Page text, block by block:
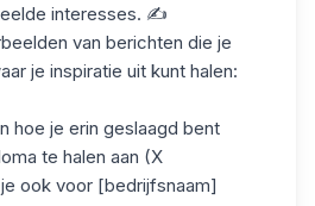
interesses. ✍️
van berichten die je
je inspiratie uit kunt halen:
hoe je erin geslaagd bent
te halen aan (X
ook voor [bedrijfsnaam]